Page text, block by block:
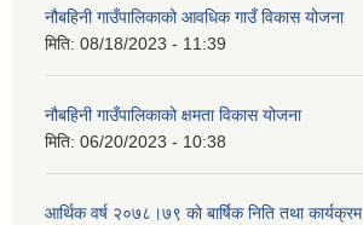
नौबहिनी गाउँपालिकाको आवधिक गाउँ विकास योजना
मिति: 08/18/2023 - 11:39
नौबहिनी गाउँपालिकाको क्षमता विकास योजना
मिति: 06/20/2023 - 10:38
आर्थिक वर्ष २०७८।७९ काे बार्षिक निति तथा कार्यक्रम